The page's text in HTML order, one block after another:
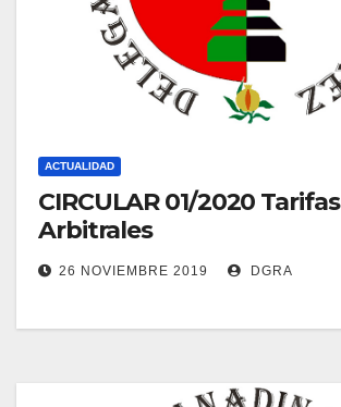
ACTUALIDAD
CIRCULAR 01/2020 Tarifas
Arbitrales
26 NOVIEMBRE 2019 DGRA